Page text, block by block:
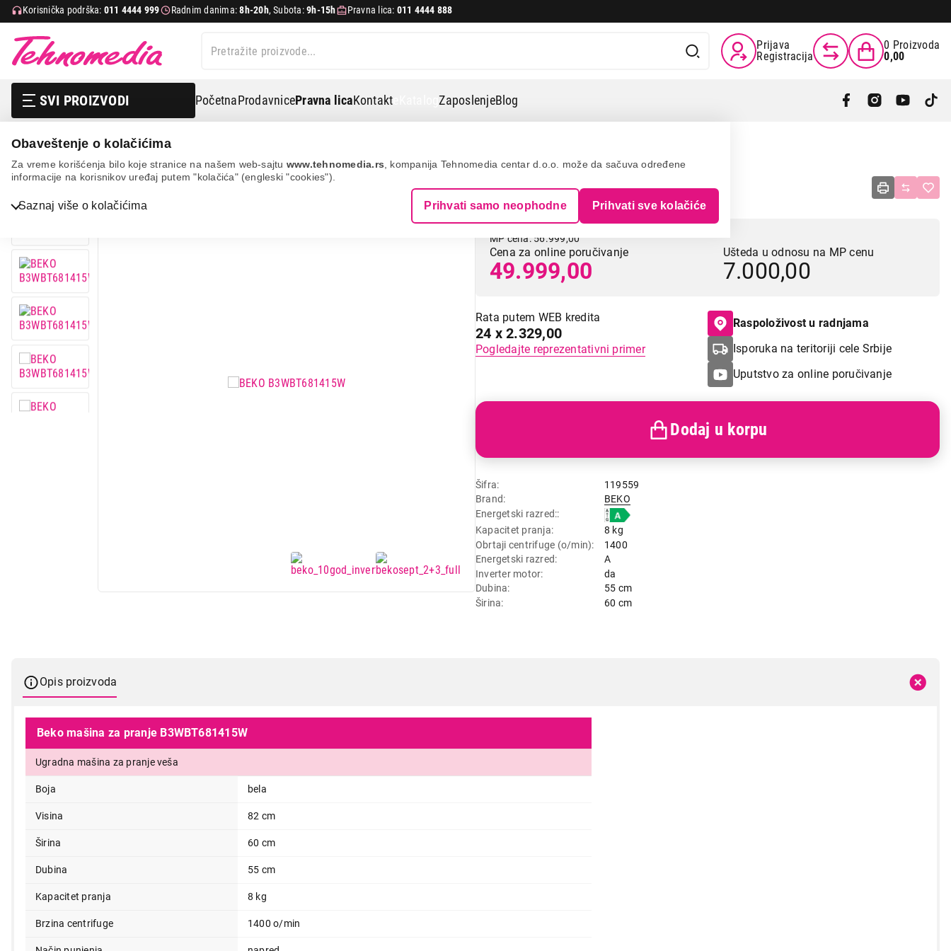
Obaveštenje o kolačićima
Za vreme korišćenja bilo koje stranice na našem web-sajtu www.tehnomedia.rs , kompanija Tehnomedia centar d.o.o. može da sačuva određene
informacije na korisnikov uređaj putem "kolačića" (engleski "cookies").
Saznaj više o kolačićima Prihvati samo neophodne Prihvati sve kolačiće
Korisnička podrška: 011 4444 999 Radnim danima:8h-20h, Subota:9h-15h Pravna lica: 011 4444 888
Prijava
Registracija
0 Proizvoda
0,00
SVI PROIZVODI PočetnaProdavnicePravna licaKontakt eKatalogZaposlenjeBlog
Bela tehnika
TV, audio, video i foto
IT & Gaming
Mobilni telefoni i tableti
Mali kućni aparati
Mali kuhinjski aparati
Grejanje i hlađenje
Bela tehnika Veš mašine
BEKO B3WBT681415W
MP cena: 56.999,00
Cena za online poručivanje
49.999,00
Ušteda u odnosu na MP cenu
7.000,00
Rata putem WEB kredita
24 x 2.329,00
Pogledajte reprezentativni primer
Raspoloživost u radnjama
Isporuka na teritoriji cele Srbije
Uputstvo za online poručivanje
Šifra
119559
Brand
BEKO
Energetski razred:
Kapacitet pranja
8 kg
Obrtaji centrifuge (o/min)
1400
Energetski razred
A
Inverter motor
da
Dubina
55 cm
Širina
60 cm
Dodaj u korpu
Opis proizvoda
Beko mašina za pranje B3WBT681415W
Ugradna mašina za pranje veša
Boja bela
Visina 82 cm
Širina 60 cm
Dubina 55 cm
Kapacitet pranja 8 kg
Brzina centrifuge 1400 o/min